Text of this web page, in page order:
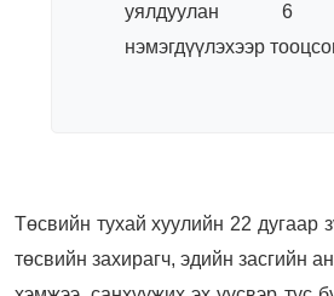
уялдуулан 6
нэмэгдүүлэхээр
Төсвийн тухай хуулийн 22 дугаар
төсвийн захирагч, эдийн засгийн